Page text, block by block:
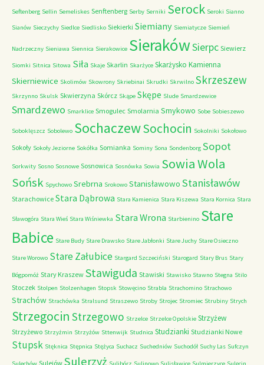
Seftenberg Sellin Semeliskes Senftenberg Serby Serniki Serock Seroki Sianno
Sianów Sieczychy Siedlce Siedlisko Siekierki Siemiany Siemiatycze Siemień
Nadrzeczny Sieniawa Siennica Sierakowice SierakówSierpc Siewierz
Siomki Sitnica Sitowa Siła Skaje Skarlin Skarżyce Skarżysko Kamienna
Skierniewice Skolimów Skowrony Skriebinai Skrudki Skrwilno Skrzeszew
Skrzynno Skulsk Skwierzyna Skórcz Skąpe Skępe Slude Smardzewice
Smardzewo Smarklice Smogulec Smolarnia Smykowo Sobe Sobieszewo
Soboklęszcz Sobolewo SochaczewSochocin Sokolniki Sokołowo
Sokoły Sokoły Jeziorne Sokółka Somianka Sominy Sona Sondenborg Sopot
Sorkwity Sosno Sosnowe Sosnowica Sosnówka Sowia Sowia Wola
Sońsk Spychowo Srebrna Srokowo Stanisławowo Stanisławów
Starachowice Stara Dąbrowa Stara Kamienica Stara Kiszewa Stara Kornica Stara
Sławogóra Stara Wieś Stara Wiśniewka Stara Wrona Starbienino Stare
Babice Stare Budy Stare Drawsko Stare Jabłonki Stare Juchy Stare Osieczno
Stare Worowo Stare Załubice Stargard Szczeciński Starogard Stary Brus Stary
Bógpomóż Stary Kraszew Stawiguda Stawiski Stawisko Stawno Stegna Stilo
Stoczek Stolpen Stolzenhagen Stopsk Stowęcino Strabla Strachomino Strachowo
Strachów Strachówka Stralsund Straszewo Stroby Strojec Stromiec Strubiny Strych
Strzegocin Strzegowo Strzelce Strzelce Opolskie Strzyżew
Strzyżewo Strzyżmin Strzyżów Sttenwijk Studnica Studzianki Studzianki Nowe
Stupsk Stęknica Stępnica Stężyca Suchacz Suchedniów Suchodół Suchy Las Sufczyn
Sulejów Sulerzyż